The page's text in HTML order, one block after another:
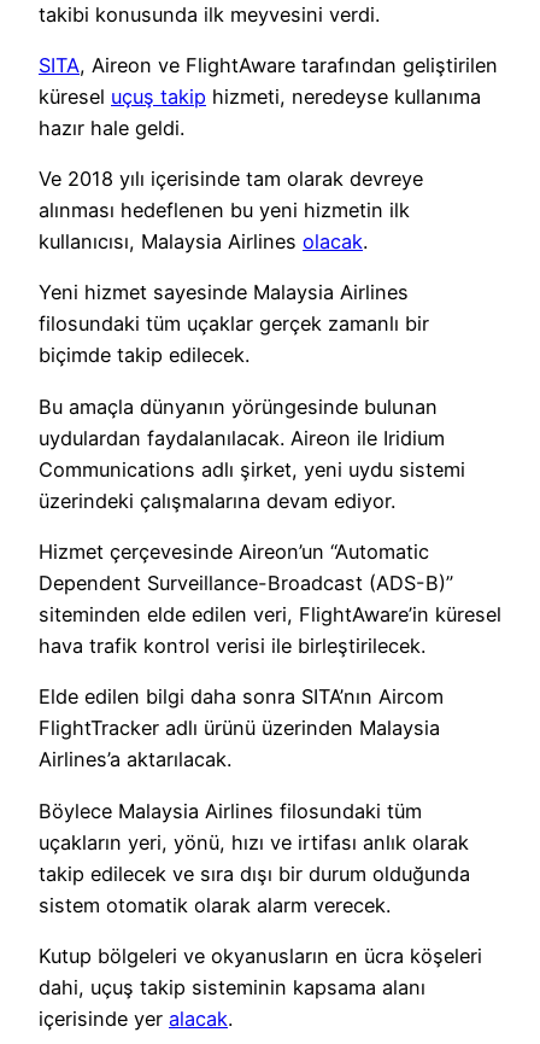
takibi konusunda ilk meyvesini verdi.
SITA, Aireon ve FlightAware tarafından geliştirilen
küresel uçuş takip hizmeti, neredeyse kullanıma
hazır hale geldi.
Ve 2018 yılı içerisinde tam olarak devreye
alınması hedeflenen bu yeni hizmetin ilk
kullanıcısı, Malaysia Airlines olacak.
Yeni hizmet sayesinde Malaysia Airlines
filosundaki tüm uçaklar gerçek zamanlı bir
biçimde takip edilecek.
Bu amaçla dünyanın yörüngesinde bulunan
uydulardan faydalanılacak. Aireon ile Iridium
Communications adlı şirket, yeni uydu sistemi
üzerindeki çalışmalarına devam ediyor.
Hizmet çerçevesinde Aireon’un “Automatic
Dependent Surveillance-Broadcast (ADS-B)”
siteminden elde edilen veri, FlightAware’in küresel
hava trafik kontrol verisi ile birleştirilecek.
Elde edilen bilgi daha sonra SITA’nın Aircom
FlightTracker adlı ürünü üzerinden Malaysia
Airlines’a aktarılacak.
Böylece Malaysia Airlines filosundaki tüm
uçakların yeri, yönü, hızı ve irtifası anlık olarak
takip edilecek ve sıra dışı bir durum olduğunda
sistem otomatik olarak alarm verecek.
Kutup bölgeleri ve okyanusların en ücra köşeleri
dahi, uçuş takip sisteminin kapsama alanı
içerisinde yer alacak.